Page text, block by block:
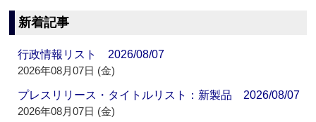
新着記事
行政情報リスト 2026/08/07
2026年08月07日 (金)
プレスリリース・タイトルリスト：新製品 2026/08/07
2026年08月07日 (金)